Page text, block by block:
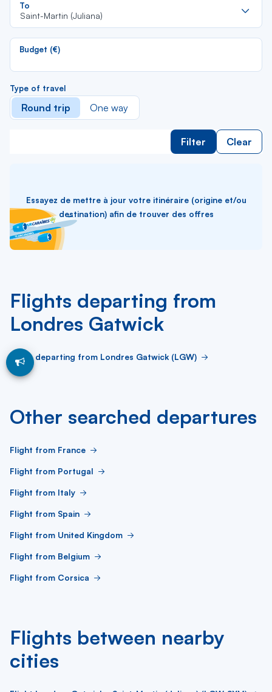
To
Saint-Martin (Juliana)
Budget (€)
Type of travel
Round trip One way
Filter Clear
Essayez de mettre à jour votre itinéraire (origine et/ou
destination) afin de trouver des offres
Flights departing from
Londres Gatwick
Flight departing from Londres Gatwick (LGW)
Other searched departures
Flight from France
Flight from Portugal
Flight from Italy
Flight from Spain
Flight from United Kingdom
Flight from Belgium
Flight from Corsica
Flights between nearby
cities